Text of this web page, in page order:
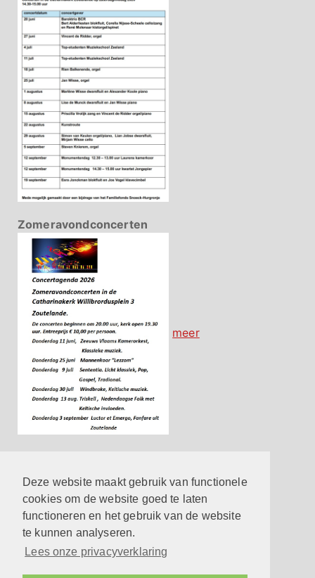
Deze website maakt gebruik van functionele
cookies om de website goed te laten
functioneren en het gebruik van de website
te kunnen analyseren.
Lees onze privacyverklaring
Zomeravondconcerten
meer
Hier vind je de belangrijkste contactgegevens
meer
Reageren op een eredienst
meer